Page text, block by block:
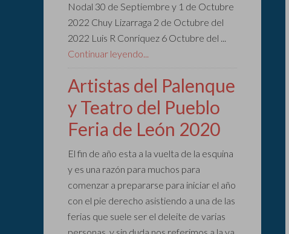
Nodal 30 de Septiembre y 1 de Octubre
2022 Chuy Lizarraga 2 de Octubre del
2022 Luis R Conriquez 6 Octubre del ...
Continuar leyendo...
Artistas del Palenque
y Teatro del Pueblo
Feria de León 2020
El fin de año esta a la vuelta de la esquina
y es una razón para muchos para
comenzar a prepararse para iniciar el año
con el pie derecho asistiendo a una de las
ferias que suele ser el deleite de varias